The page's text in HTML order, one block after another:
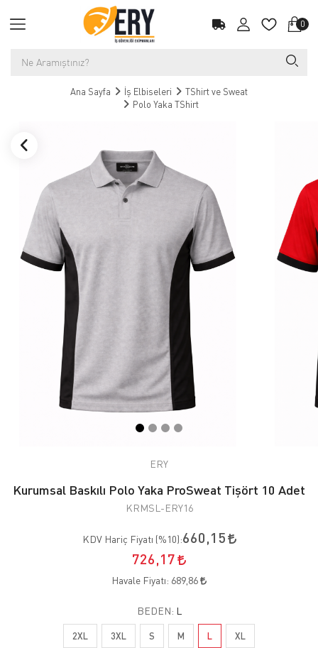
0
Ana Sayfa İş Elbiseleri
TShirt ve Sweat
Polo Yaka TShirt
ERY
Kurumsal Baskılı Polo Yaka ProSweat Tişört 10 Adet
KRMSL-ERY16
KDV Hariç Fiyatı (%10):660,15
726,17
Havale Fiyatı: 689,86
BEDEN: L
2XL 3XL S M L XL